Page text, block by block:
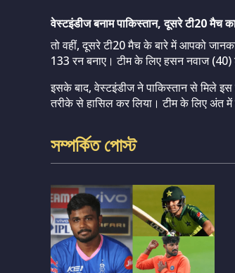
वेस्टइंडीज बनाम पाकिस्तान, दूसरे टी20 मैच
तो वहीं, दूसरे टी20 मैच के बारे में आपको
133 रन बनाए। टीम के लिए हसन नवाज (40)
इसके बाद, वेस्टइंडीज ने पाकिस्तान से मिले
तरीके से हासिल कर लिया। टीम के लिए अंत
সম্পর্কিত পোস্ট